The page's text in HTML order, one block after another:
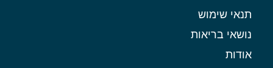
תנאי שימוש
נושאי בריאות
אודות